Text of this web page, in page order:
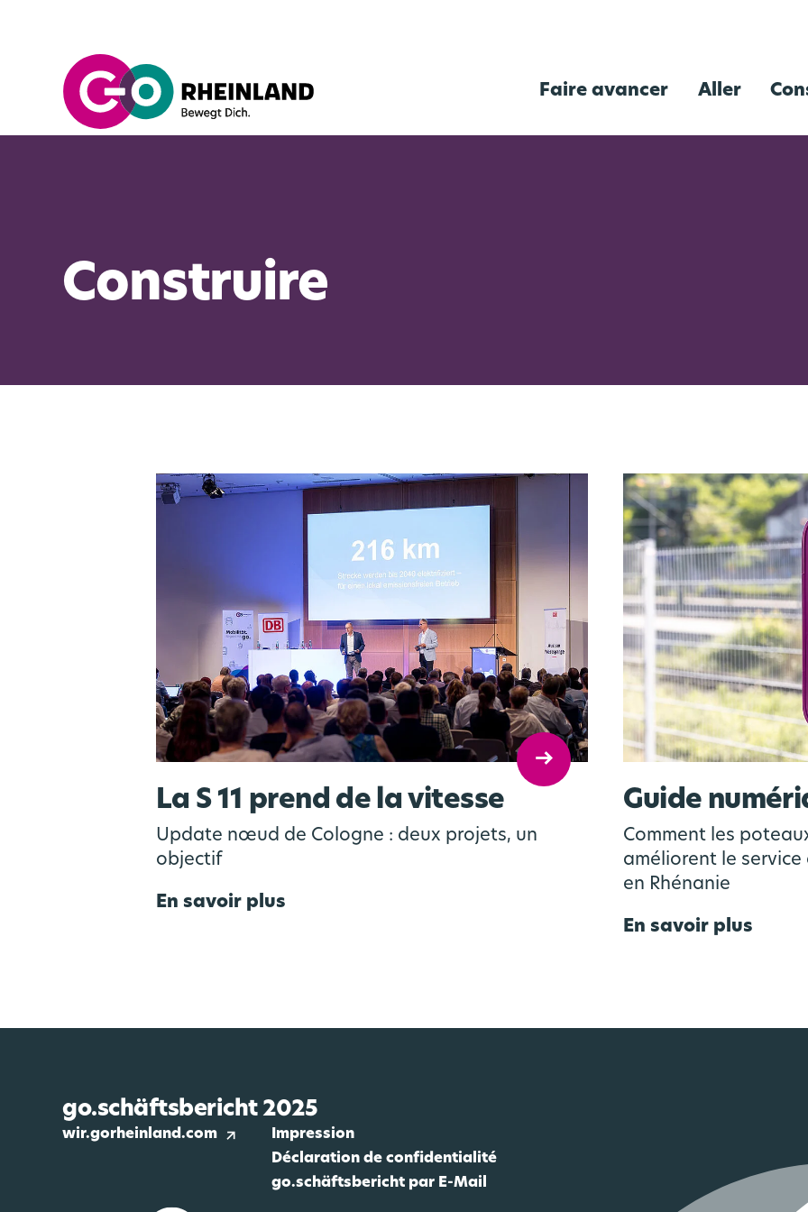
Faire avancer Aller
Construire
La S 11 prend de la vitesse
Update nœud de Cologne : deux projets, un
objectif
En savoir plus
arrow_right_alt
Guide
Comment les
améliorent le
en Rhénanie
En savoir plus
go.schäftsbericht 2025
wir.gorheinland.com
Impression
Déclaration de confidentialité
go.schäftsbericht par E-Mail